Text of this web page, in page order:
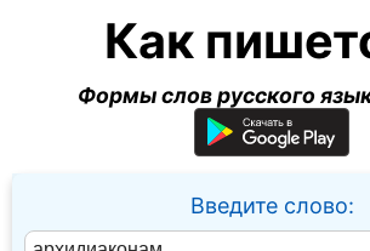
Как
Формы слов русского
Введите слово: